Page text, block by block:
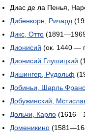
Диас де ла Пенья,
Дибенкорн, Ричард
Дикс, Отто
Дионисий (ок. 1440 —
Дионисий Глушицкий
Дишингер, Рудольф
Добиньи, Шарль
Добужинский,
Дольчи, Карло
Доменикино